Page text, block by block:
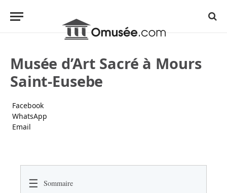
Musée d’Art Sacré à Mours
Saint-Eusebe
Facebook
WhatsApp
Email
☰ Sommaire